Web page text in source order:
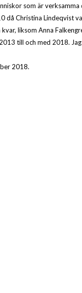
som är
då Christina Lindeqvist
kvar, liksom Anna
till och med 2018.
2018.